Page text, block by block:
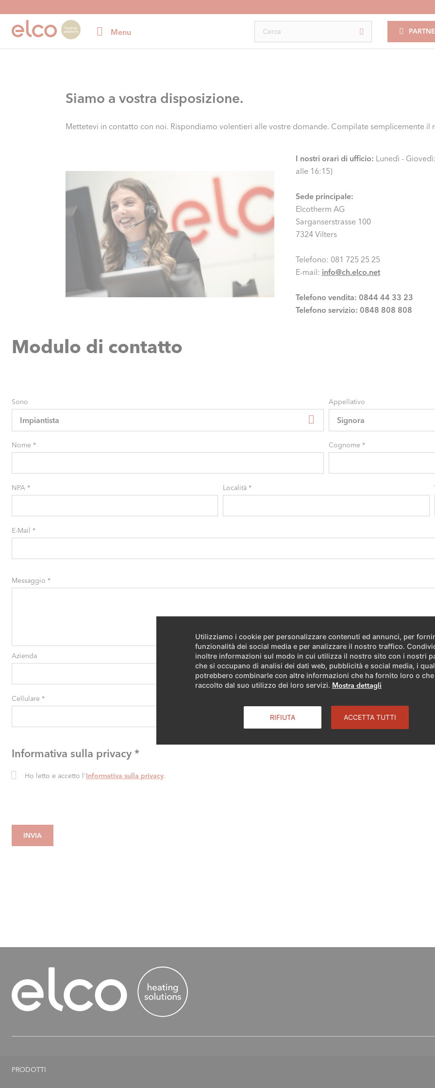
Utilizziamo i cookie per personalizzare contenuti ed annunci, per
funzionalità dei social media e per analizzare il nostro traffico.
inoltre informazioni sul modo in cui utilizza il nostro sito con i nostri
che si occupano di analisi dei dati web, pubblicità e social media, i
potrebbero combinarle con altre informazioni che ha fornito loro o
raccolto dal suo utilizzo dei loro servizi. Mostra dettagli
RIFIUTA ACCETTA TUTTI
Menu
Siamo a vostra disposizione.
Mettetevi in contatto con noi. Rispondiamo volentieri alle vostre domande. Compilate semplicemente
I nostri orari di ufficio: Lunedì -
alle 16:15)
Sede principale:
Elcotherm AG
Sarganserstrasse 100
7324 Vilters
Telefono: 081 725 25 25
E-mail: info@ch.elco.net
Telefono vendita: 0844 44 33 23
Telefono servizio: 0848 808 808
Modulo di contatto
Sono
Impiantista
Appellativo
Signora
Nome * Cognome *
NPA * Località*
E-Mail *
Messaggio *
Azienda Funzione
Cellulare *
Informativa sulla privacy *
Ho letto e accetto l'Informativa sulla privacy.
INVIA
PRODOTTI